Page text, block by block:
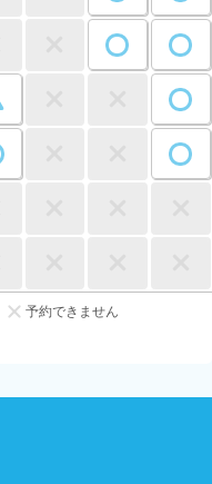
予約できません